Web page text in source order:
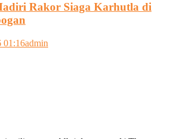
Rakor Siaga Karhutla di
01:16admin